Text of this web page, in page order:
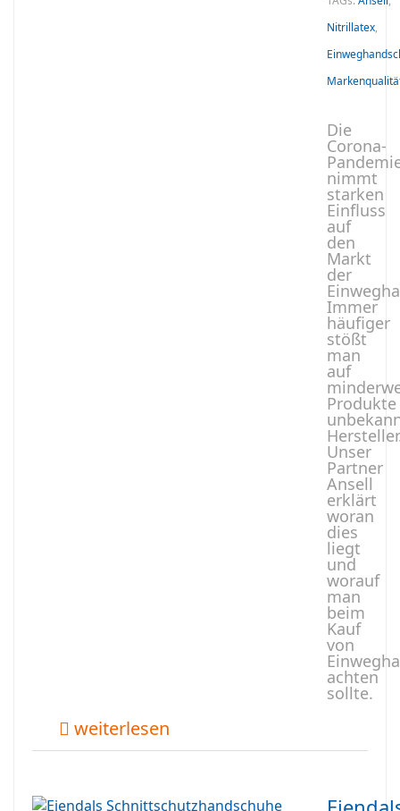
Nitrillatex,
Die
Corona-
nimmt
starken
Einfluss
auf
den
Markt
der
Immer
häufiger
stößt
man
auf
Produkte
Unser
Partner
Ansell
erklärt
woran
dies
liegt
und
worauf
man
beim
Kauf
von
achten
sollte.
weiterlesen